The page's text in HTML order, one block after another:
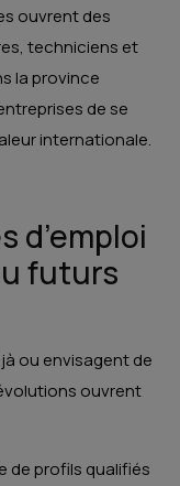
ouvrent des
techniciens et
la province
de se
internationale.
d’emploi
futurs
ou envisagent de
ouvrent
de profils qualifiés